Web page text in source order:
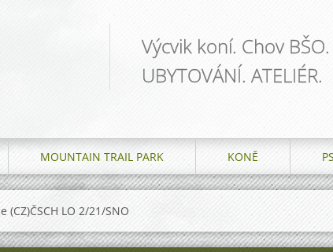
Výcvik koní. Chov
UBYTOVÁNÍ. ATELIÉR.
MOUNTAIN TRAIL PARK KONĚ
LO 2/21/SNO